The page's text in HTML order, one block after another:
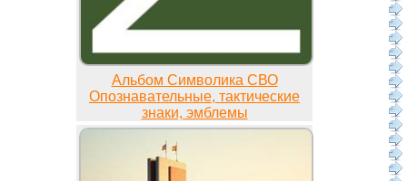
Альбом Символика СВО
Опознавательные, тактические
знаки, эмблемы